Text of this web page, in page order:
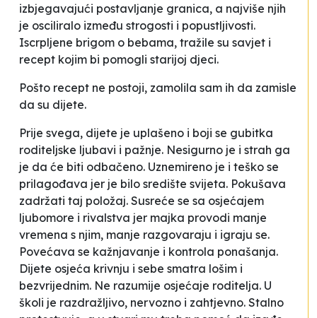
izbjegavajući postavljanje granica, a najviše njih
je osciliralo između strogosti i popustljivosti.
Iscrpljene brigom o bebama, tražile su savjet i
recept kojim bi pomogli starijoj djeci.
Pošto recept ne postoji, zamolila sam ih da zamisle
da su dijete.
Prije svega, dijete je uplašeno i boji se gubitka
roditeljske ljubavi i pažnje. Nesigurno je i strah ga
je da će biti odbačeno. Uznemireno je i teško se
prilagođava jer je bilo središte svijeta. Pokušava
zadržati taj položaj. Susreće se sa osjećajem
ljubomore i rivalstva jer majka provodi manje
vremena s njim, manje razgovaraju i igraju se.
Povećava se kažnjavanje i kontrola ponašanja.
Dijete osjeća krivnju i sebe smatra lošim i
bezvrijednim. Ne razumije osjećaje roditelja. U
školi je razdražljivo, nervozno i zahtjevno. Stalno